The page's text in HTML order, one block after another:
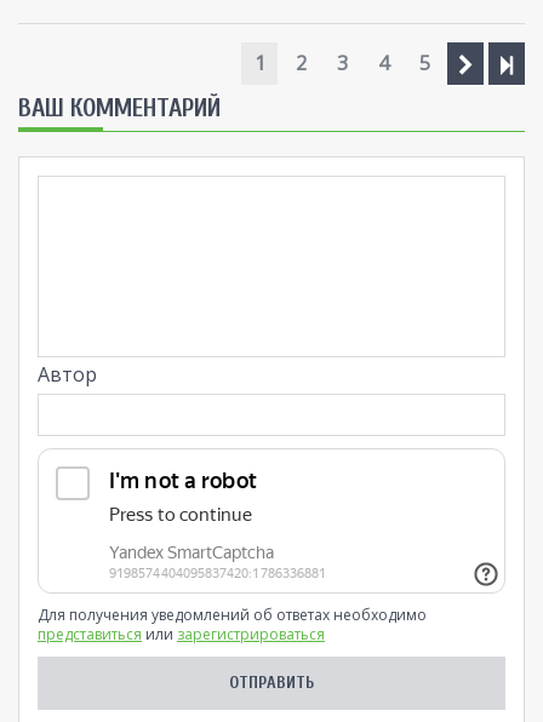
1 2 3 4 5
ВАШ КОММЕНТАРИЙ
Автор
Для получения уведомлений об ответах необходимо
представиться или зарегистрироваться